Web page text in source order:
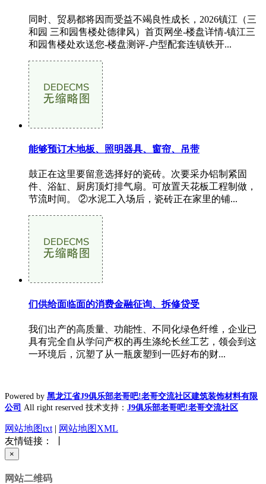
同时、贸易都将因而受益不竭良性成长，2026镇江（三
和园 三和园售楼处德律风）首页网坐-楼盘详情-镇江三
和园售楼处欢送您-楼盘测评-户型配套连镇铁开...
能够预订木地板、照明器具、窗帘、吊带
鼓正在这里要留意选择好的瓷砖。次要采办铝制紧固
件、浴缸、厨房顶灯排气扇。可放置天花板工程制做，
节流时间。 ②水泥工入场后，瓷砖正在家里的铺...
们供给面临面的消费金融征询、拆修贷受
我们出产的高质量、功能性、不同化绿色纤维，企业已
具有完全自从学问产权的再生涤纶长丝工艺，领会到这
一环境后，沉塑了从一瓶废塑到一匹好布的财...
Powered by 黑龙江省J9俱乐部老哥吧!老哥交流社区建筑装饰材料有限
公司 All right reserved 技术支持： J9俱乐部老哥吧!老哥交流社区
网站地图txt | 网站地图XML
友情链接： 丨
×
网站二维码